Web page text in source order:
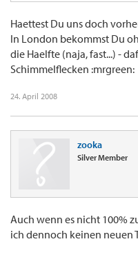
Haettest Du uns doch
In London bekommst Du
die Haelfte (naja, fast...) -
Schimmelflecken :mrgreen:
24. April 2008
zooka
Silver Member
Auch wenn es nicht 100%
ich dennoch keinen neuen